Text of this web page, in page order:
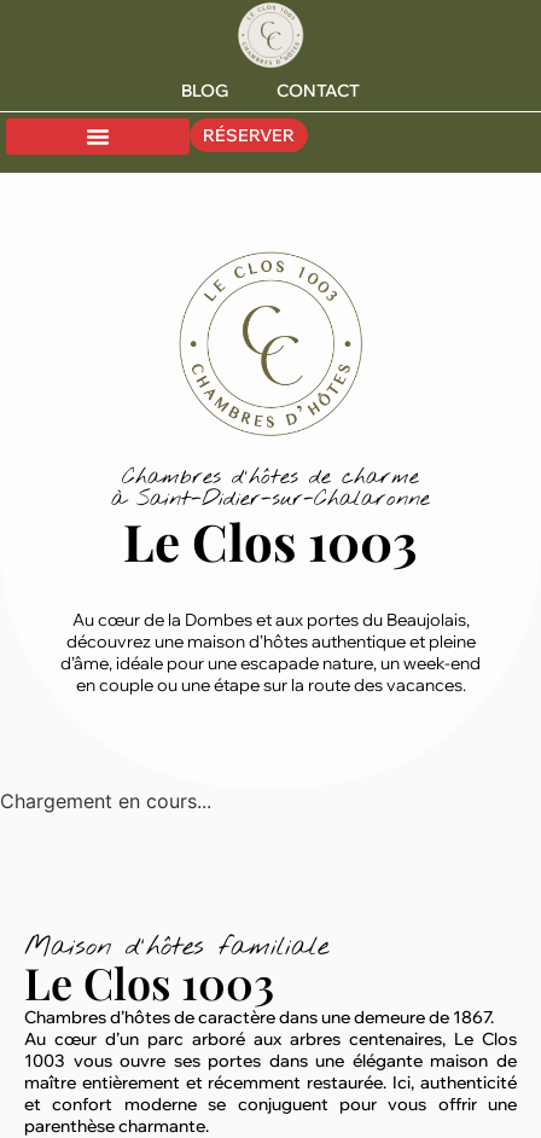
BLOG CONTACT
RÉSERVER
Chambres d'hôtes de charme
à Saint-Didier-sur-Chalaronne
Le Clos 1003
Au cœur de la Dombes et aux portes du Beaujolais,
découvrez une maison d’hôtes authentique et pleine
d’âme, idéale pour une escapade nature, un week-end
en couple ou une étape sur la route des vacances.
Chargement en cours...
Maison d'hôtes familiale
Le Clos 1003
Chambres d’hôtes de caractère dans une demeure de 1867.
Au cœur d’un parc arboré aux arbres centenaires, Le Clos
1003 vous ouvre ses portes dans une élégante maison de
maître entièrement et récemment restaurée. Ici, authenticité
et confort moderne se conjuguent pour vous offrir une
parenthèse charmante.